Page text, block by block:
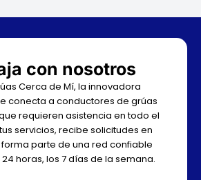
con nosotros
Cerca de Mí, la innovadora
conecta a conductores de grúas
requieren asistencia en todo el
servicios, recibe solicitudes en
parte de una red confiable
horas, los 7 días de la semana.